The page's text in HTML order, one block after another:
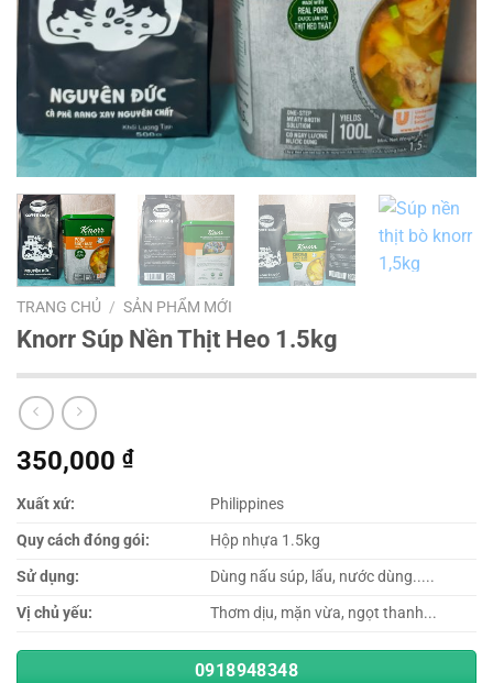
TRANG CHỦ / SẢN PHẨM MỚI
Knorr Súp Nền Thịt Heo 1.5kg
350,000 ₫
Xuất xứ:
Philippines
Quy cách đóng gói:
Hộp nhựa 1.5kg
Sử dụng:
Dùng nấu súp, lẩu, nước dùng.....
Vị chủ yếu:
Thơm dịu, mặn vừa, ngọt thanh...
0918948348